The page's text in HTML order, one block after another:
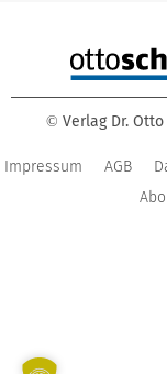
© Verlag Dr.
Impressum AGB